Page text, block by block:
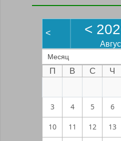
< <
Месяц
П В С Ч
3 4 5 6
10 11 12 13